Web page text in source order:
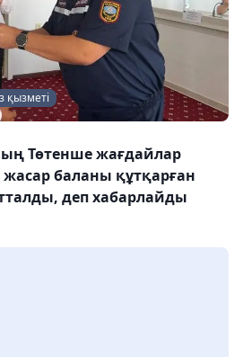
қызметі
Төтенше жағдайлар
жасар баланы құтқарған
деп хабарлайды